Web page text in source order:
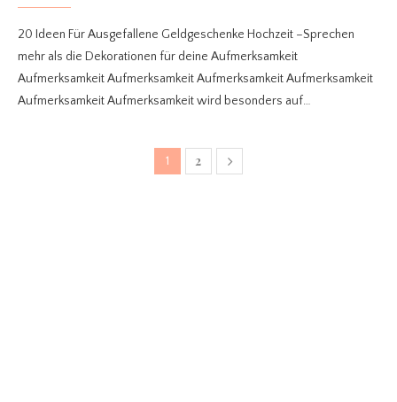
20 Ideen Für Ausgefallene Geldgeschenke Hochzeit –Sprechen
mehr als die Dekorationen für deine Aufmerksamkeit
Aufmerksamkeit Aufmerksamkeit Aufmerksamkeit Aufmerksamkeit
Aufmerksamkeit Aufmerksamkeit wird besonders auf…
1 2